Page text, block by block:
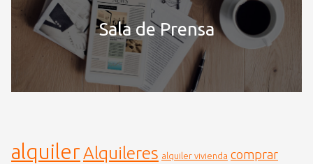
Sala de Prensa
alquilerAlquileres alquiler vivienda comprar